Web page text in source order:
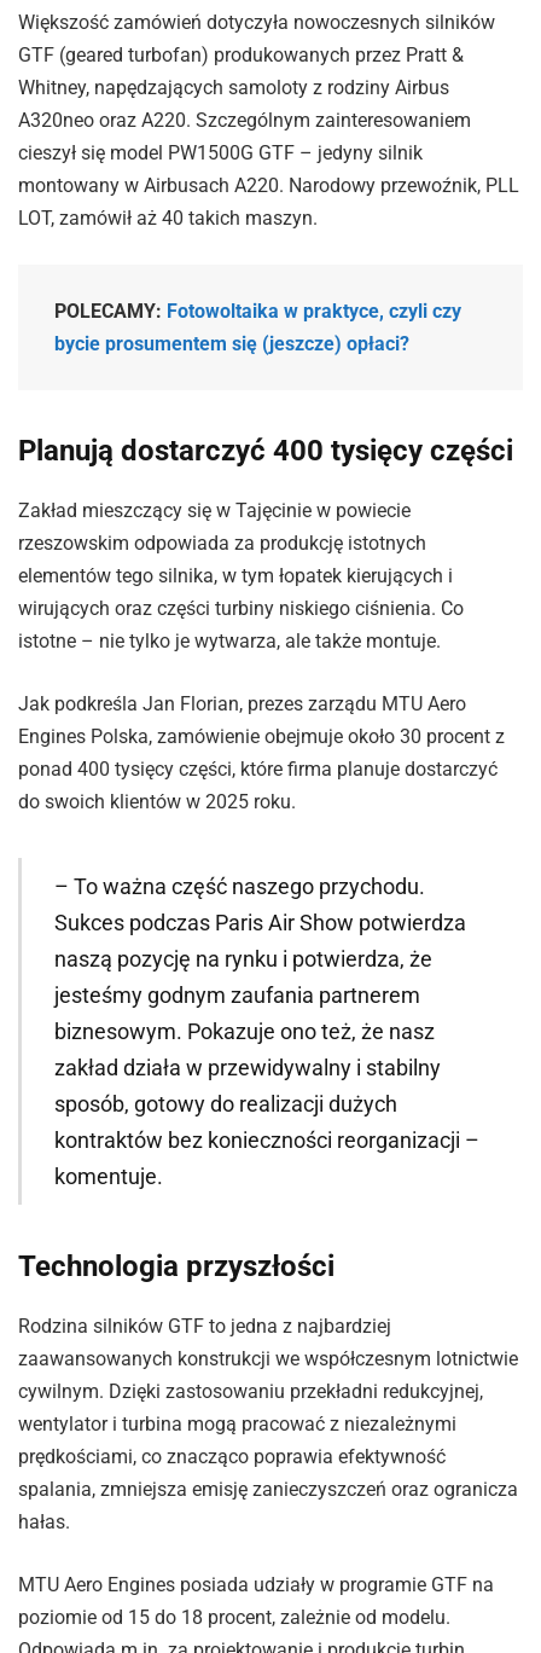
Większość zamówień dotyczyła nowoczesnych silników
GTF (geared turbofan) produkowanych przez Pratt &
Whitney, napędzających samoloty z rodziny Airbus
A320neo oraz A220. Szczególnym zainteresowaniem
cieszył się model PW1500G GTF – jedyny silnik
montowany w Airbusach A220. Narodowy przewoźnik, PLL
LOT, zamówił aż 40 takich maszyn.
POLECAMY: Fotowoltaika w praktyce, czyli czy
bycie prosumentem się (jeszcze) opłaci?
Planują dostarczyć 400 tysięcy części
Zakład mieszczący się w Tajęcinie w powiecie
rzeszowskim odpowiada za produkcję istotnych
elementów tego silnika, w tym łopatek kierujących i
wirujących oraz części turbiny niskiego ciśnienia. Co
istotne – nie tylko je wytwarza, ale także montuje.
Jak podkreśla Jan Florian, prezes zarządu MTU Aero
Engines Polska, zamówienie obejmuje około 30 procent z
ponad 400 tysięcy części, które firma planuje dostarczyć
do swoich klientów w 2025 roku.
– To ważna część naszego przychodu.
Sukces podczas Paris Air Show potwierdza
naszą pozycję na rynku i potwierdza, że
jesteśmy godnym zaufania partnerem
biznesowym. Pokazuje ono też, że nasz
zakład działa w przewidywalny i stabilny
sposób, gotowy do realizacji dużych
kontraktów bez konieczności reorganizacji –
komentuje.
Technologia przyszłości
Rodzina silników GTF to jedna z najbardziej
zaawansowanych konstrukcji we współczesnym lotnictwie
cywilnym. Dzięki zastosowaniu przekładni redukcyjnej,
wentylator i turbina mogą pracować z niezależnymi
prędkościami, co znacząco poprawia efektywność
spalania, zmniejsza emisję zanieczyszczeń oraz ogranicza
hałas.
MTU Aero Engines posiada udziały w programie GTF na
poziomie od 15 do 18 procent, zależnie od modelu.